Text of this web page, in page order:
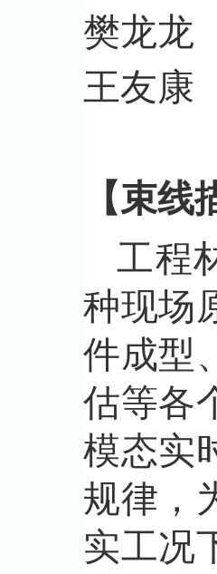
樊龙龙
王友康
【束线
工程
种现场
件成型
估等各
模态实
规律，
实工况